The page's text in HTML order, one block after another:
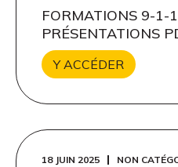
FORMATIONS 9-1-
PRÉSENTATIONS
Y ACCÉDER
18 JUIN 2025 NON